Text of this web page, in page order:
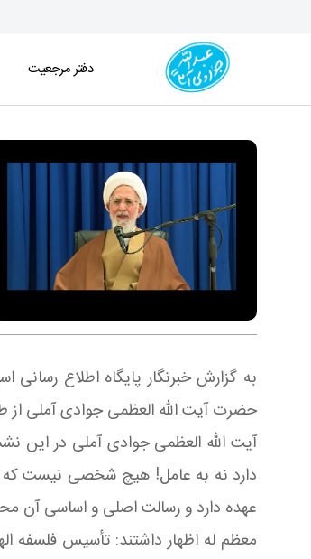
دفتر مرجعیت
به گزارش خبرنگار پایگاه اطلاع
حضرت آیت الله العظمی جوادی آملی از
آیت الله العظمی جوادی آملی در
دارد نه به عامل! هیچ شخصی نیست که
عهده دارد و رسالت اصلی و اساسی آن
معظم له اظهار داشتند: تأسیس فلسفه